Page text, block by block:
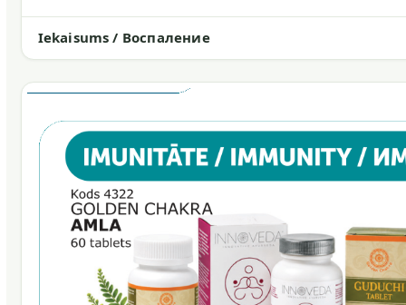
Iekaisums / Воспаление